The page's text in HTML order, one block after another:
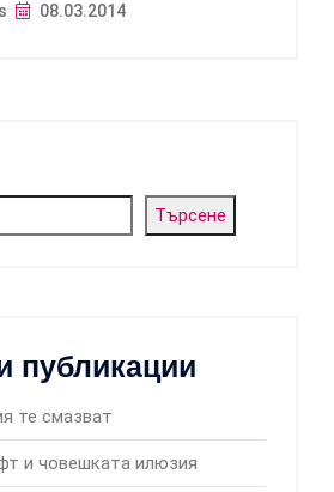
08.03.2014
Търсене
публикации
те смазват
и човешката илюзия